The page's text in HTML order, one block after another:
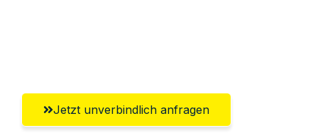
Jetzt unverbindlich anfragen